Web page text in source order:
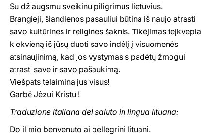
Su džiaugsmu sveikinu piligrimus lietuvius.
Brangieji, šiandienos pasauliui būtina iš naujo atrasti
savo kultūrines ir religines šaknis. Tikėjimas teįkvepia
kiekvieną iš jūsų duoti savo indėlį į visuomenės
atsinaujinimą, kad jos vystymasis padėtų žmogui
atrasti save ir savo pašaukimą.
Viešpats telaimina jus visus!
Garbė Jėzui Kristui!
Traduzione italiana del saluto in lingua lituana:
Do il mio benvenuto ai pellegrini lituani.